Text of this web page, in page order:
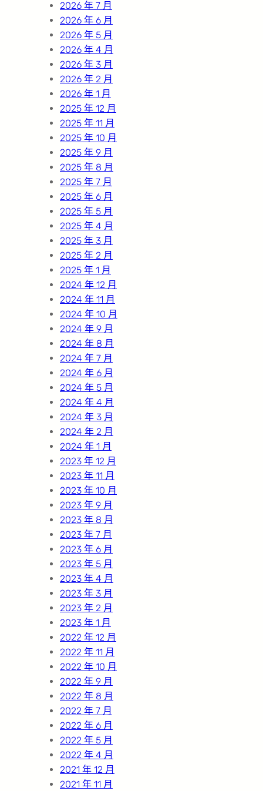
2026 年 7 月
2026 年 6 月
2026 年 5 月
2026 年 4 月
2026 年 3 月
2026 年 2 月
2026 年 1 月
2025 年 12 月
2025 年 11 月
2025 年 10 月
2025 年 9 月
2025 年 8 月
2025 年 7 月
2025 年 6 月
2025 年 5 月
2025 年 4 月
2025 年 3 月
2025 年 2 月
2025 年 1 月
2024 年 12 月
2024 年 11 月
2024 年 10 月
2024 年 9 月
2024 年 8 月
2024 年 7 月
2024 年 6 月
2024 年 5 月
2024 年 4 月
2024 年 3 月
2024 年 2 月
2024 年 1 月
2023 年 12 月
2023 年 11 月
2023 年 10 月
2023 年 9 月
2023 年 8 月
2023 年 7 月
2023 年 6 月
2023 年 5 月
2023 年 4 月
2023 年 3 月
2023 年 2 月
2023 年 1 月
2022 年 12 月
2022 年 11 月
2022 年 10 月
2022 年 9 月
2022 年 8 月
2022 年 7 月
2022 年 6 月
2022 年 5 月
2022 年 4 月
2021 年 12 月
2021 年 11 月